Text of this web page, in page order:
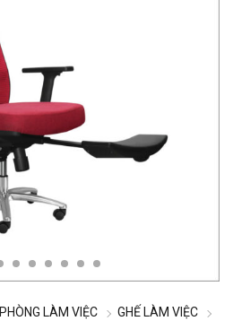
PHÒNG LÀM VIỆC
GHẾ LÀM VIỆC